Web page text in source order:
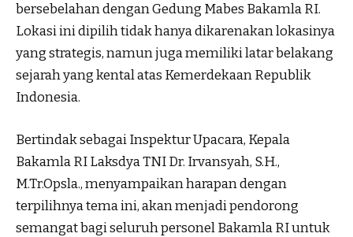
bersebelahan dengan Gedung Mabes Bakamla RI.
Lokasi ini dipilih tidak hanya dikarenakan lokasinya
yang strategis, namun juga memiliki latar belakang
sejarah yang kental atas Kemerdekaan Republik
Indonesia.
Bertindak sebagai Inspektur Upacara, Kepala
Bakamla RI Laksdya TNI Dr. Irvansyah, S.H.,
M.Tr.Opsla., menyampaikan harapan dengan
terpilihnya tema ini, akan menjadi pendorong
semangat bagi seluruh personel Bakamla RI untuk